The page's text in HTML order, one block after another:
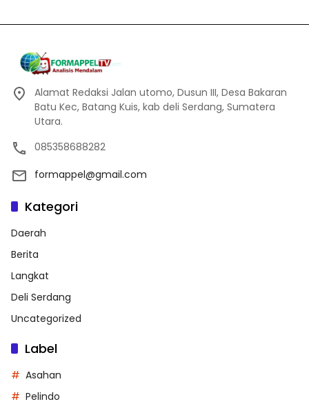
Alamat Redaksi Jalan utomo, Dusun III, Desa Bakaran
Batu Kec, Batang Kuis, kab deli Serdang, Sumatera
Utara.
085358688282
formappel@gmail.com
Kategori
Daerah
Berita
Langkat
Deli Serdang
Uncategorized
Label
Asahan
Pelindo